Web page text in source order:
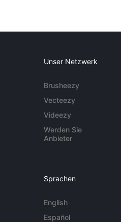
Unser Netzwerk
Brusheezy
Vecteezy
Videezy
Werden Sie
Anbieter
Sprachen
English
Español